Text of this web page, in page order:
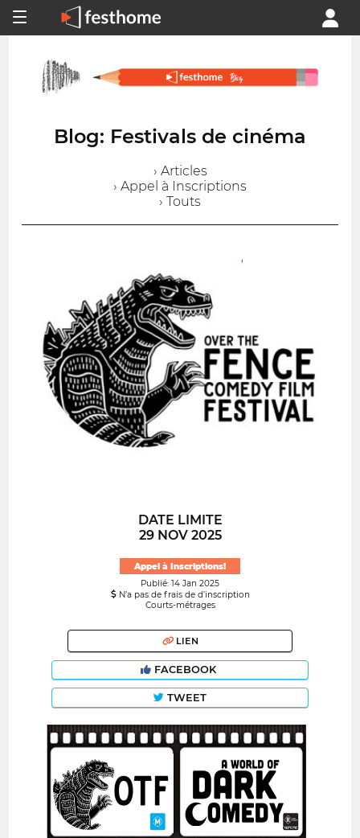
Blog: Festivals de cinéma
› Articles
› Appel à Inscriptions
› Touts
DATE LIMITE
29 NOV 2025
Appel à Inscriptions!
Publié: 14 Jan 2025
N’a pas de frais de d’inscription
Courts-métrages
LIEN
FACEBOOK
TWEET